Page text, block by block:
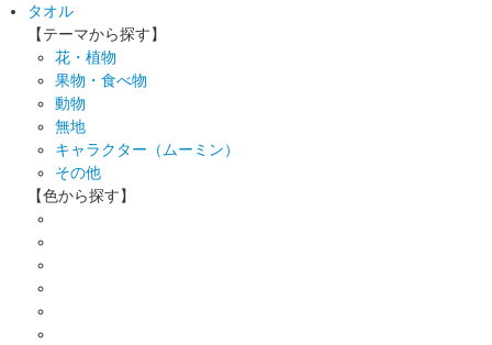
タオル
【テーマから探す】
花・植物
果物・食べ物
動物
無地
キャラクター（ムーミン）
その他
【色から探す】